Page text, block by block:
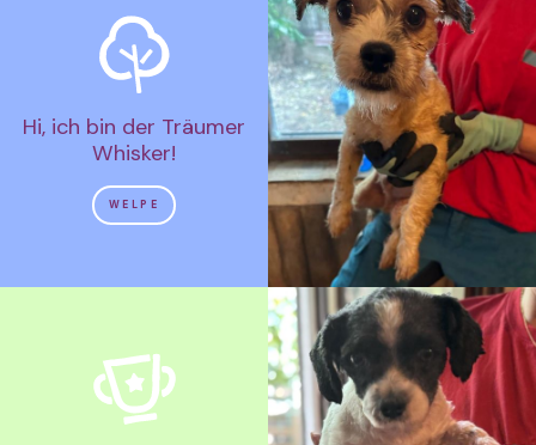
Hi, ich bin der Träumer
Whisker!
WELPE